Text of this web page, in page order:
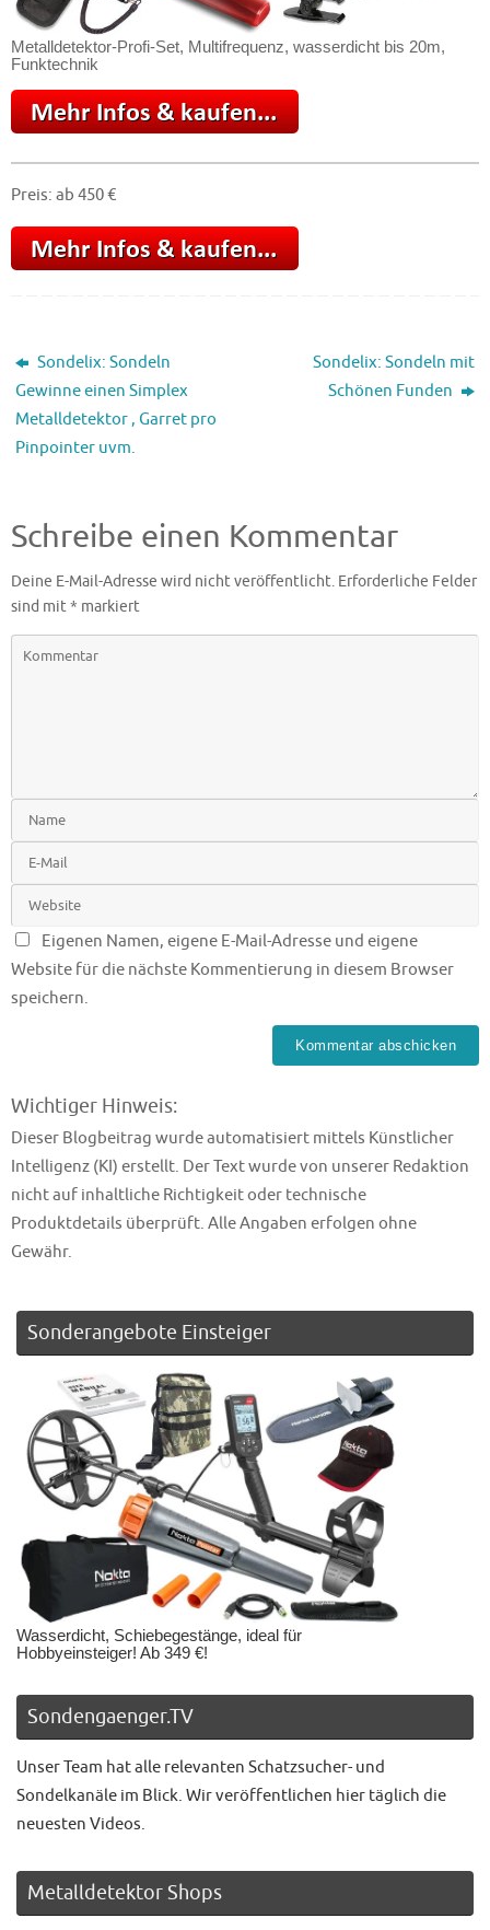
Metalldetektor-Profi-Set, Multifrequenz, wasserdicht bis 20m,
Funktechnik
Preis: ab 450 €
Sondelix: Sondeln
Gewinne einen Simplex
Metalldetektor , Garret pro
Pinpointer uvm.
Sondelix: Sondeln mit
Schönen Funden
Schreibe einen Kommentar
Deine E-Mail-Adresse wird nicht veröffentlicht. Erforderliche Felder
sind mit* markiert
Eigenen Namen, eigene E-Mail-Adresse und eigene
Website für die nächste Kommentierung in diesem Browser
speichern.
Wichtiger Hinweis:
Dieser Blogbeitrag wurde automatisiert mittels Künstlicher
Intelligenz (KI) erstellt. Der Text wurde von unserer Redaktion
nicht auf inhaltliche Richtigkeit oder technische
Produktdetails überprüft. Alle Angaben erfolgen ohne
Gewähr.
Sonderangebote Einsteiger
Wasserdicht, Schiebegestänge, ideal für
Hobbyeinsteiger! Ab 349 €!
Sondengaenger.TV
Unser Team hat alle relevanten Schatzsucher- und
Sondelkanäle im Blick. Wir veröffentlichen hier täglich die
neuesten Videos.
Metalldetektor Shops